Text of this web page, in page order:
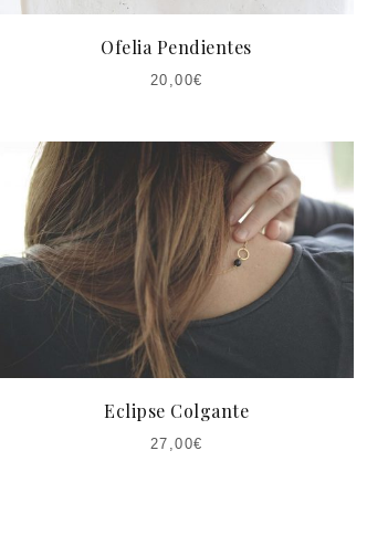
Ofelia Pendientes
20,00€
Eclipse Colgante
27,00€